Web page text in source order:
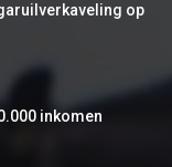
op
inkomen